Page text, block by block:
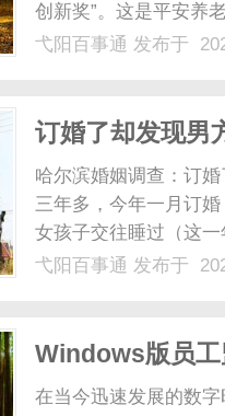
创新奖”。这是平安养
了公司积极响应国家
弋阳百事通 发布于
订婚了却发现男
哈尔滨婚姻调查：订
三年多，今年一月订
女孩子交往睡过（这
手，订婚后他也有和
弋阳百事通 发布于
Windows版员工
在当今迅速发展的数